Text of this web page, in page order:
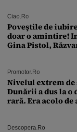
Ciao.ro
Poveştile de
doar o amintire!
Gina Pistol,
Promotor.ro
Nivelul extrem de
Dunării a dus la o
rară. Era acolo
Descopera.ro